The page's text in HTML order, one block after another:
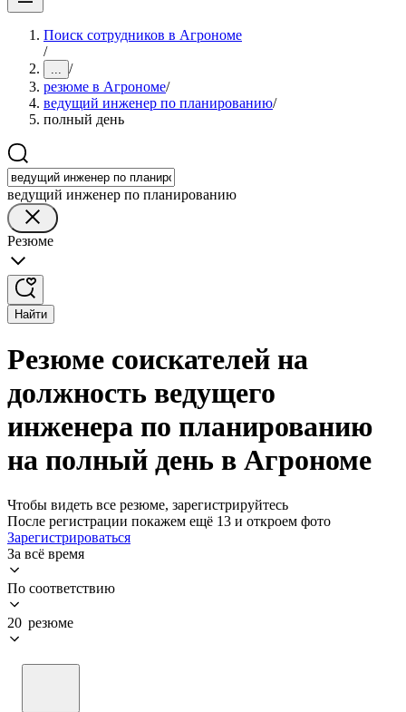
Поиск сотрудников в Агрономе
/
... /
резюме в Агрономе/
ведущий инженер по планированию/
полный день
ведущий инженер по планированию
Резюме
Найти
Резюме соискателей на
должность ведущего
инженера по планированию
на полный день в Агрономе
Чтобы видеть все резюме, зарегистрируйтесь
После регистрации покажем ещё 13 и откроем фото
Зарегистрироваться
За всё время
По соответствию
20 резюме